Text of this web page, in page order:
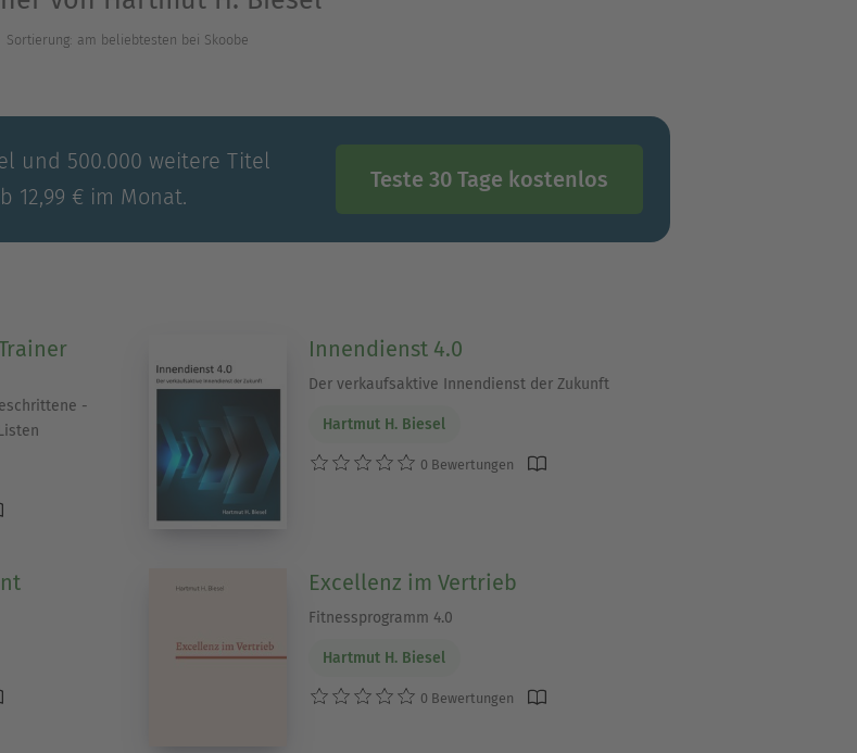
Akademien in der Weiterbildung. Hartmut H. Biesel ist
und Gründungsmitglied der Deutschen Gesellschaft für
ist erfolgreicher Buchautor, Berater und Management-Coach.
Sortierung: am beliebtesten bei Skoobe
und 500.000 weitere Titel
12,99 € im Monat.
Teste 30 Tage kostenlos
-
Innendienst 4.0
Der verkaufsaktive Innendienst der Zukunft
Hartmut H. Biesel
0 Bewertungen
Excellenz im Vertrieb
Fitnessprogramm 4.0
Hartmut H. Biesel
0 Bewertungen